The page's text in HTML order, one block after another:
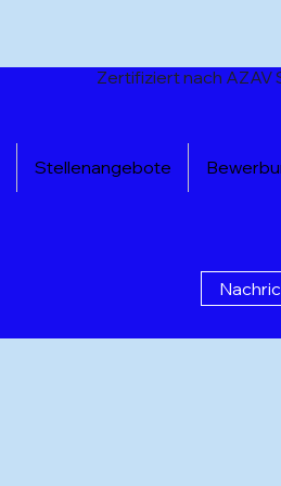
Zertifiziert nach AZAV
Stellenangebote